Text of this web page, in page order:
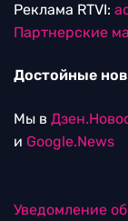
Реклама RTVI:
Партнерские
Достойные
Мы в
и Google.News
Уведомление